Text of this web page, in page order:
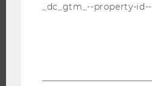
_dc_gtm_--property-id--